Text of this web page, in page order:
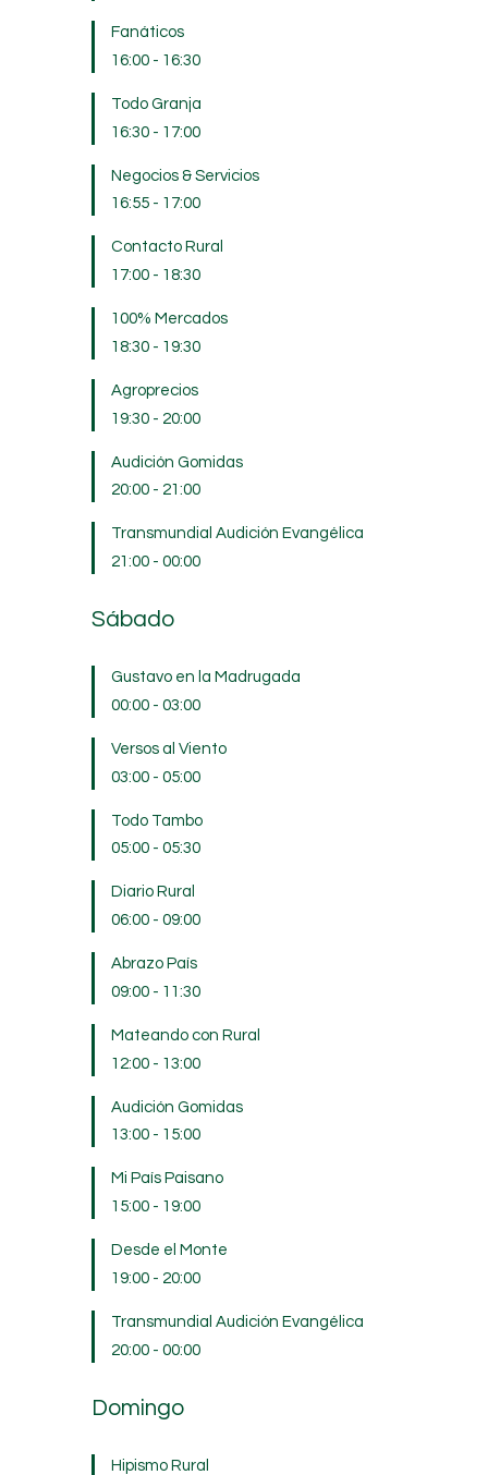
Fanáticos
16:00 - 16:30
Todo Granja
16:30 - 17:00
Negocios & Servicios
16:55 - 17:00
Contacto Rural
17:00 - 18:30
100% Mercados
18:30 - 19:30
Agroprecios
19:30 - 20:00
Audición Gomidas
20:00 - 21:00
Transmundial Audición Evangélica
21:00 - 00:00
Sábado
Gustavo en la Madrugada
00:00 - 03:00
Versos al Viento
03:00 - 05:00
Todo Tambo
05:00 - 05:30
Diario Rural
06:00 - 09:00
Abrazo País
09:00 - 11:30
Mateando con Rural
12:00 - 13:00
Audición Gomidas
13:00 - 15:00
Mi País Paisano
15:00 - 19:00
Desde el Monte
19:00 - 20:00
Transmundial Audición Evangélica
20:00 - 00:00
Domingo
Hipismo Rural